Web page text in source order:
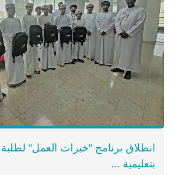
انطلاق برنامج "خبرات العمل"
بتعليمية ...